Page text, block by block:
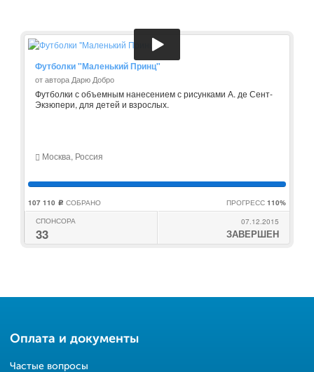
Футболки "Маленький Принц"
от автора Дарю Добро
Футболки с объемным нанесением с рисунками А. де Сент-
Экзюпери, для детей и взрослых.
Москва, Россия
107 110 c СОБРАНО ПРОГРЕСС 110%
СПОНСОРА
33
07.12.2015
ЗАВЕРШЕН
Оплата и документы
Частые вопросы